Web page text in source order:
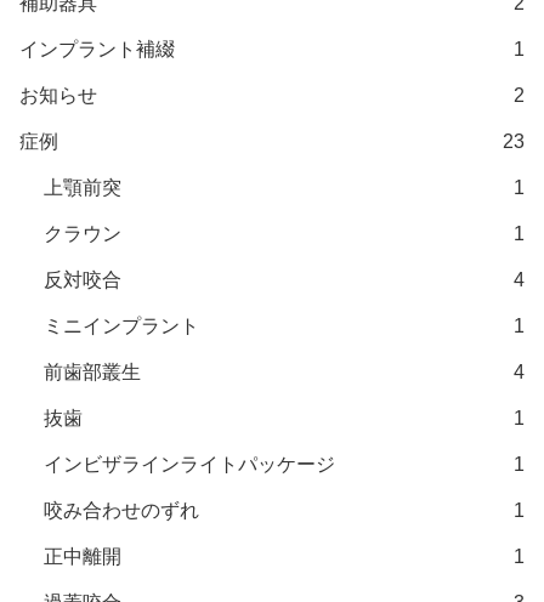
インプラント補綴 1
お知らせ 2
症例 23
上顎前突 1
クラウン 1
反対咬合 4
ミニインプラント 1
前歯部叢生 4
抜歯 1
インビザラインライトパッケージ 1
咬み合わせのずれ 1
正中離開 1